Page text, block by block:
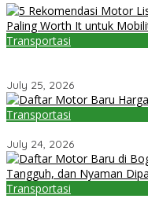
Transportasi
July 25, 2026
Transportasi
July 24, 2026
Transportasi